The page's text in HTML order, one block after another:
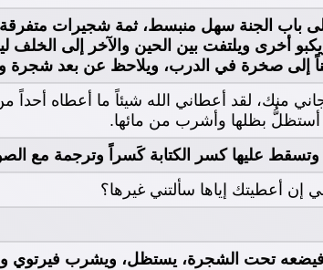
باب الجنة سهل منبسط، ثمة شجيرات
أخرى ويلتفت بين الحين والآخر إلى الخلف
إلى صخرة في الدرب، ويلاحظ عن بعد شجرة
منك، لقد أعطاني الله شيئاً ما أعطاه أحداً
بظلها وأشرب من مائها.
وتسقط عليها كسر الكتابة كَسراً وترجمة مع
إن أعطيتك إياها سألتني غيرها؟
تحت الشجرة، يستظل، ويشرب فيرتوي